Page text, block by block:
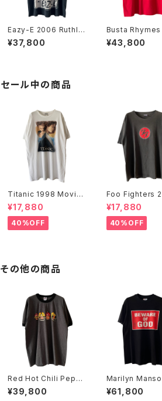
Eazy-E 2006 Ruthle
ss Records Portrait
Rap Tee
¥37,800
Busta Rhymes
Bootleg Rap
¥43,800
セール中の商品
Titanic 1998 Movie
Promo Tee White
¥17,880
40%OFF
Foo Fighters
FF Logo Band
¥17,880
40%OFF
その他の商品
Red Hot Chili Pepp
ers 2006 Stadium A
rcadium Ringer Ban
¥39,800
Marilyn
4 Beware Of
and Tee
¥61,800